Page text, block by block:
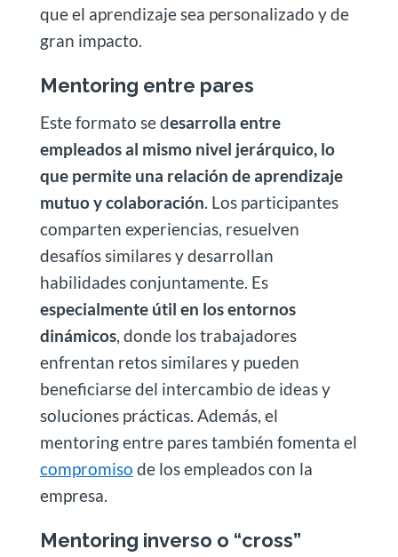
que el aprendizaje sea personalizado y de
gran impacto.
Mentoring entre pares
Este formato se desarrolla entre
empleados al mismo nivel jerárquico, lo
que permite una relación de aprendizaje
mutuo y colaboración. Los participantes
comparten experiencias, resuelven
desafíos similares y desarrollan
habilidades conjuntamente. Es
especialmente útil en los entornos
dinámicos, donde los trabajadores
enfrentan retos similares y pueden
beneficiarse del intercambio de ideas y
soluciones prácticas. Además, el
mentoring entre pares también fomenta el
compromiso de los empleados con la
empresa.
Mentoring inverso o “cross”